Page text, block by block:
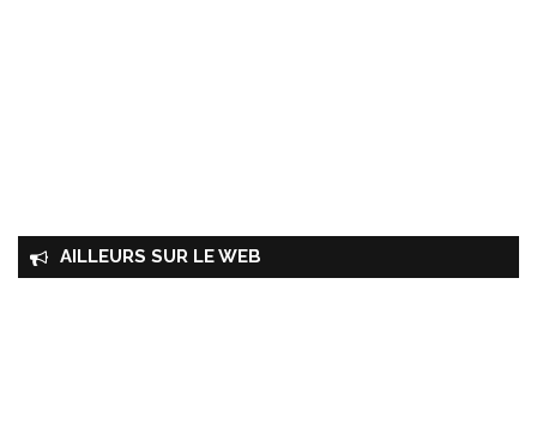
AILLEURS SUR LE WEB